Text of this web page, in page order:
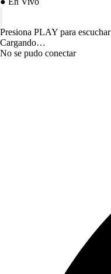
Presiona PLAY para escuchar
Cargando…
No se pudo conectar